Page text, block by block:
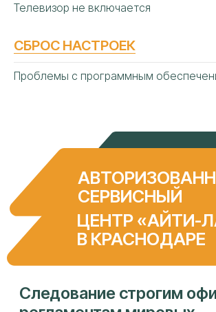
Телевизор не включается
СБРОС НАСТРОЕК
Проблемы с программным